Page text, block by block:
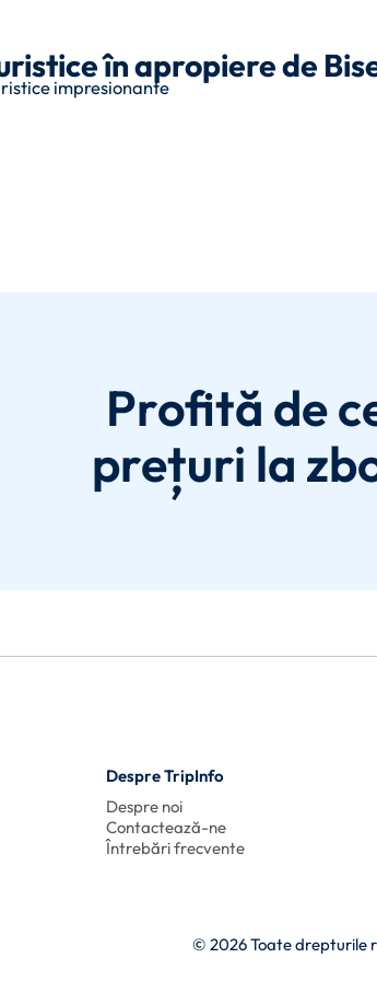
în apropiere de
impresionante
Profită de
prețuri la
Despre TripInfo
Despre noi
Contactează-ne
Întrebări frecvente
© 2026 Toate drepturile